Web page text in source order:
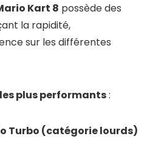
Kart 8 possède des
la rapidité,
sur les différentes
plus performants:
Turbo (catégorie lourds)